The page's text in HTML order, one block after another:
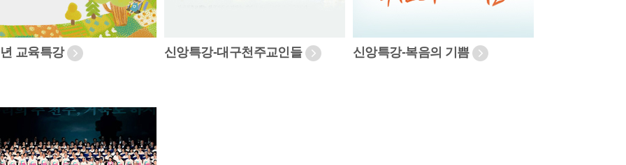
교육특강 신앙특강-대구천주교인들 신앙특강-복음의 기쁨